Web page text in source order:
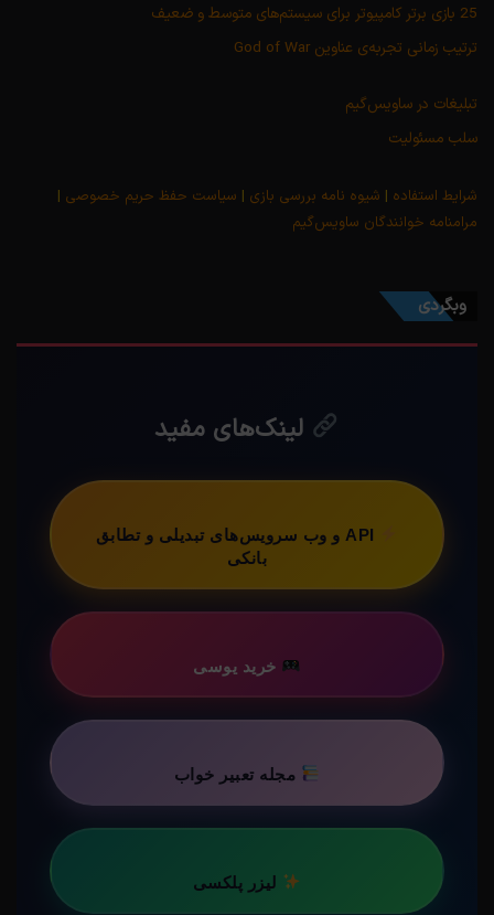
25 بازی برتر کامپیوتر برای سیستم‌های متوسط و ضعیف
ترتیب زمانی تجربه‌ی عناوین God of War
تبلیغات در ساویس‌گیم
سلب مسئولیت
شرایط استفاده | شیوه نامه بررسی بازی | سیاست حفظ حریم خصوصی |
مرامنامه خوانندگان ساویس‌گیم
وبگردی
لینک‌های مفید
API و وب سرویس‌های تبدیلی و تطابق
بانکی
خرید یوسی
مجله تعبیر خواب
لیزر پلکسی